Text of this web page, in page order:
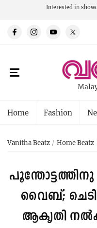
Interested in
Home Fashion
Vanitha Beatz Home Beatz
പൂന്തോട്ടത്തിനു
വൈബ്;
ആകൃതി